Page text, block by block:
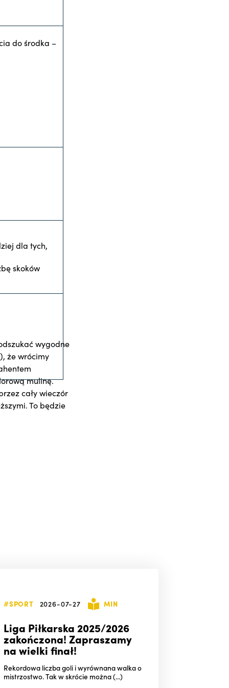
do środka –
dla tych,
skoków
wygodne
że wrócimy
mulinę.
cały wieczór
To będzie
#SPORT 2026-07-27 MIN
Liga Piłkarska 2025/2026
zakończona! Zapraszamy
na wielki finał!
Rekordowa liczba goli i wyrównana walka o
mistrzostwo. Tak w skrócie można (...)